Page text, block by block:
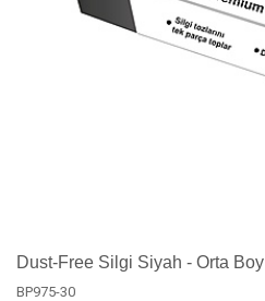
Dust-Free Silgi Siyah - Orta Boy
BP975-30